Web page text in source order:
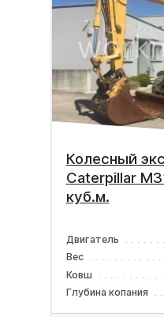
Колесный
Caterpillar
куб.м.
Двигатель
Вес
Ковш
Глубина копания